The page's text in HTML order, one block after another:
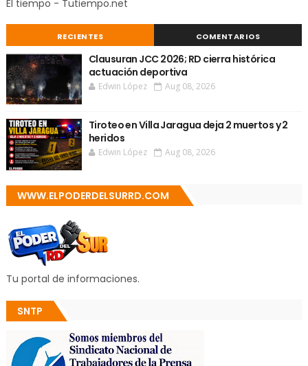
El tiempo - Tutiempo.net
RECIENTES COMENTARIOS
Clausuran JCC 2026; RD cierra histórica
actuación deportiva
Edwin López Aug 08, 2026
Tiroteo en Villa Jaragua deja 2 muertos y 2
heridos
Edwin López Aug 08, 2026
WWW.ELPODERDELSURRD.COM
Tu portal de informaciones.
SNTP